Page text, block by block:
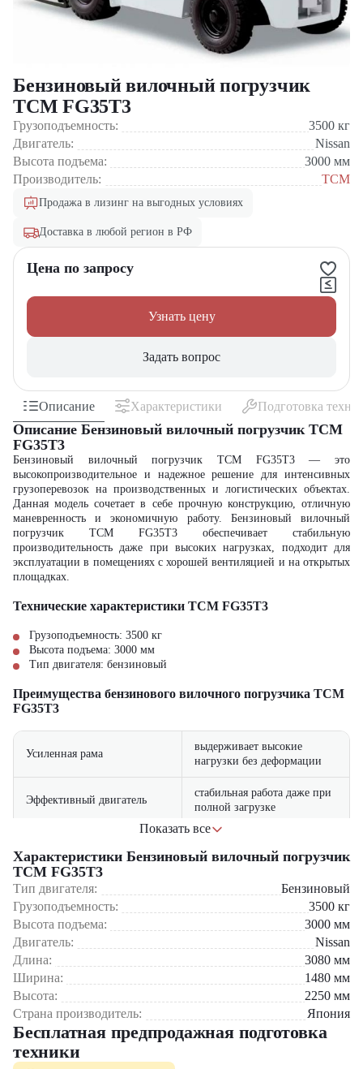
Бензиновый вилочный погрузчик
TCM FG35T3
Грузоподъемность: 3500 кг
Двигатель:
Nissan
Высота подъема:
3000 мм
Производитель:
TCM
Продажа в лизинг на выгодных условиях
Доставка в любой регион в РФ
Цена по запросу
Узнать цену
Задать вопрос
Описание Характеристики Подготовка
Описание Бензиновый вилочный погрузчик TCM
FG35T3
Бензиновый вилочный погрузчик TCM FG35T3 — это
высокопроизводительное и надежное решение для интенсивных
грузоперевозок на производственных и логистических объектах.
Данная модель сочетает в себе прочную конструкцию, отличную
маневренность и экономичную работу. Бензиновый вилочный
погрузчик TCM FG35T3 обеспечивает стабильную
производительность даже при высоких нагрузках, подходит для
эксплуатации в помещениях с хорошей вентиляцией и на открытых
площадках.
Технические характеристики TCM FG35T3
Грузоподъемность: 3500 кг
Высота подъема: 3000 мм
Тип двигателя: бензиновый
Преимущества бензинового вилочного погрузчика TCM
FG35T3
Усиленная рама
выдерживает высокие
нагрузки без деформации
Эффективный двигатель
стабильная работа даже при
полной загрузке
узлам
Повышенная безопасность
надежные тормоза и система
Где применяется вилочный погрузчик TCM FG35T3?
Складские терминалы и логистические центры
Производственные предприятия тяжелой промышленности
Металлургические и машиностроительные заводы
Строительные базы и оптовые склады
Почему стоит выбрать TCM FG35T3?
Показать все
Характеристики Бензиновый вилочный погрузчик
TCM FG35T3
Тип двигателя:
Бензиновый
Грузоподъемность:
3500 кг
Высота подъема:
3000 мм
Двигатель:
Nissan
Длина:
3080 мм
Ширина:
1480 мм
Высота:
2250 мм
Страна производитель:
Япония
Бесплатная предпродажная подготовка
техники